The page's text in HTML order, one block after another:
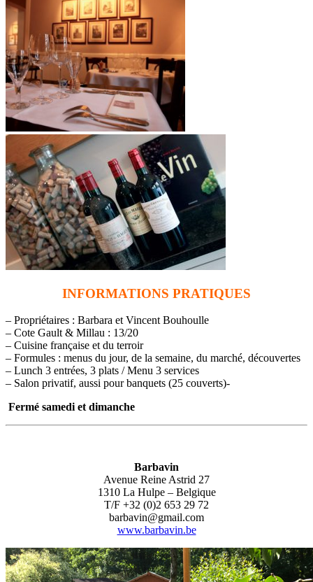
INFORMATIONS PRATIQUES
– Propriétaires : Barbara et Vincent Bouhoulle
– Cote Gault & Millau : 13/20
– Cuisine française et du terroir
– Formules : menus du jour, de la semaine, du marché, découvertes
– Lunch 3 entrées, 3 plats / Menu 3 services
– Salon privatif, aussi pour banquets (25 couverts)-
Fermé samedi et dimanche
Barbavin
Avenue Reine Astrid 27
1310 La Hulpe – Belgique
T/F +32 (0)2 653 29 72
barbavin@gmail.com
www.barbavin.be